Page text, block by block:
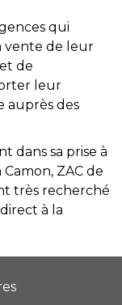
qui
vente de leur
de
leur
auprès des
dans sa prise à
ZAC de
très recherché
à la